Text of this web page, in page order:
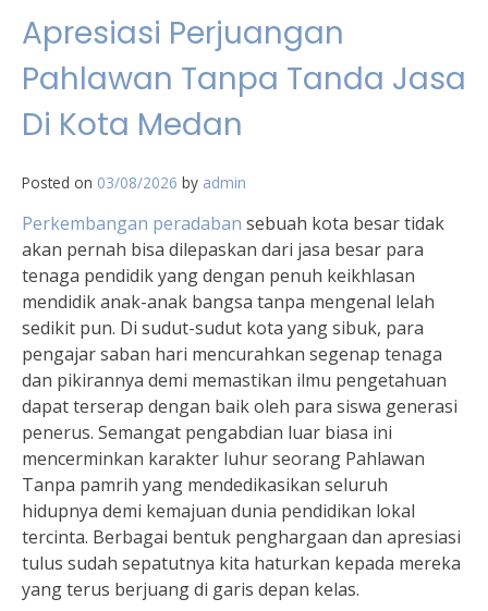
Apresiasi Perjuangan
Pahlawan Tanpa Tanda Jasa
Di Kota Medan
Posted on 03/08/2026 by admin
Perkembangan peradaban sebuah kota besar tidak
akan pernah bisa dilepaskan dari jasa besar para
tenaga pendidik yang dengan penuh keikhlasan
mendidik anak-anak bangsa tanpa mengenal lelah
sedikit pun. Di sudut-sudut kota yang sibuk, para
pengajar saban hari mencurahkan segenap tenaga
dan pikirannya demi memastikan ilmu pengetahuan
dapat terserap dengan baik oleh para siswa generasi
penerus. Semangat pengabdian luar biasa ini
mencerminkan karakter luhur seorang Pahlawan
Tanpa pamrih yang mendedikasikan seluruh
hidupnya demi kemajuan dunia pendidikan lokal
tercinta. Berbagai bentuk penghargaan dan apresiasi
tulus sudah sepatutnya kita haturkan kepada mereka
yang terus berjuang di garis depan kelas.